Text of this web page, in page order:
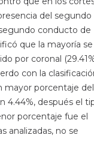
del segundo
conducto de
que la mayoría se
por coronal
con la
mayor porcentaje del
4.44%, después el
porcentaje fue el
analizadas, no se